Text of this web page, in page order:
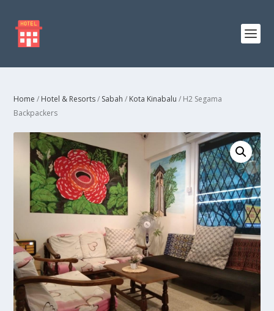
Home / Hotel & Resorts/ Sabah / Kota Kinabalu / H2 Segama
Backpackers